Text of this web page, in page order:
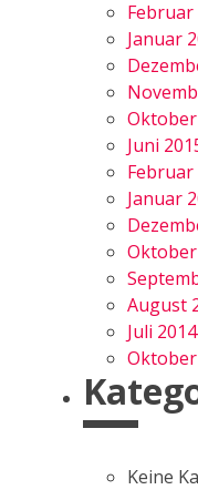
Februar
Januar
Juni
Februar
Januar
August
Juli 2014
Keine